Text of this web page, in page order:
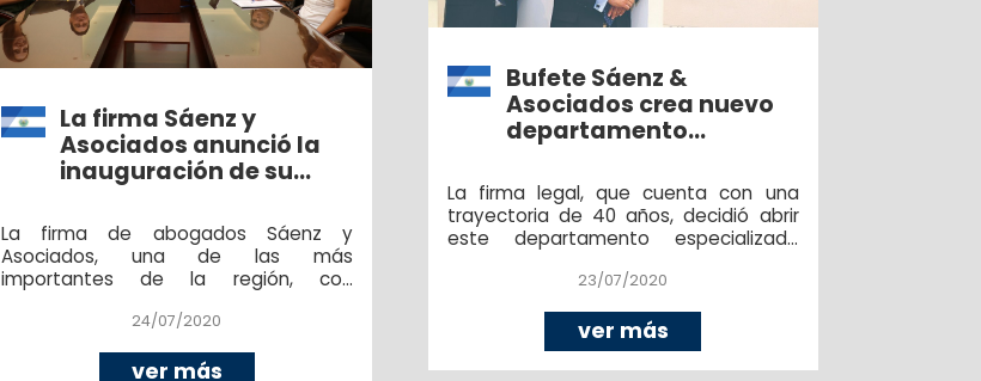
La firma Sáenz y
Asociados anunció la
inauguración de su
Económico Financiero
La firma de abogados Sáenz y
Asociados, una de las más
importantes de la región, con
informó la apertura del nuevo
departamento Departamento
Económico-Financiero, el cual tiene
24/07/2020
ver más
Bufete Sáenz &
Asociados crea nuevo
departamento
La firma legal, que cuenta con una
trayectoria de 40 años, decidió abrir
este departamento especializado
por recibir asesoría a problemas
originados por la emergencia del
23/07/2020
ver más